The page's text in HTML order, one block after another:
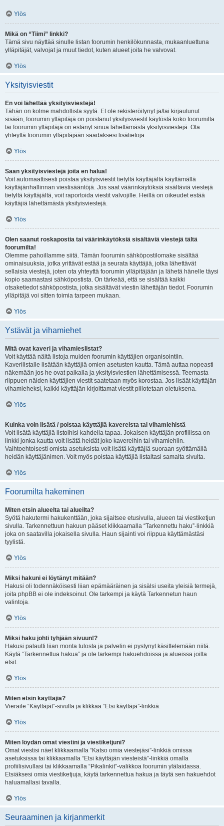
Ylös
Mikä on “Tiimi” linkki?
Tämä sivu näyttää sinulle listan foorumin henkilökunnasta, mukaanluettuna
ylläpitäjät, valvojat ja muut tiedot, kuten alueet joita he valvovat.
Ylös
Yksityisviestit
En voi lähettää yksityisviestejä!
Tähän on kolme mahdollista syytä. Et ole rekisteröitynyt ja/tai kirjautunut
sisään, foorumin ylläpitäjä on poistanut yksityisviestit käytöstä koko foorumilta
tai foorumin ylläpitäjä on estänyt sinua lähettämästä yksityisviestejä. Ota
yhteyttä foorumin ylläpitäjään saadaksesi lisätietoja.
Ylös
Saan yksityisviestejä joita en halua!
Voit automaattisesti poistaa yksityisviestit tietyltä käyttäjältä käyttämällä
käyttäjänhallinnan viestisääntöjä. Jos saat väärinkäytöksiä sisältäviä viestejä
tietyltä käyttäjältä, voit raportoida viestit valvojille. Heillä on oikeudet estää
käyttäjiä lähettämästä yksityisviestejä.
Ylös
Olen saanut roskapostia tai väärinkäytöksiä sisältäviä viestejä tältä
foorumilta!
Olemme pahoillamme siitä. Tämän foorumin sähköpostilomake sisältää
ominaisuuksia, jotka yrittävät estää ja seurata käyttäjiä, jotka lähettävät
sellaisia viestejä, joten ota yhteyttä foorumin ylläpitäjään ja lähetä hänelle täysi
kopio saamastasi sähköpostista. On tärkeää, että se sisältää kaikki
otsaketiedot sähköpostista, jotka sisältävät viestin lähettäjän tiedot. Foorumin
ylläpitäjä voi sitten toimia tarpeen mukaan.
Ylös
Ystävät ja vihamiehet
Mitä ovat kaveri ja vihamieslistat?
Voit käyttää näitä listoja muiden foorumin käyttäjien organisointiin.
Kaverilistalle lisätään käyttäjiä omien asetusten kautta. Tämä auttaa nopeasti
näkemään jos he ovat paikalla ja yksityisviestien lähettämisessä. Teemasta
riippuen näiden käyttäjien viestit saatetaan myös korostaa. Jos lisäät käyttäjän
vihamieheksi, kaikki käyttäjän kirjoittamat viestit piilotetaan oletuksena.
Ylös
Kuinka voin lisätä / poistaa käyttäjiä kavereista tai vihamiehistä
Voit lisätä käyttäjiä listoihisi kahdella tapaa. Jokaisen käyttäjän profiilissa on
linkki jonka kautta voit lisätä heidät joko kavereihin tai vihamiehiin.
Vaihtoehtoisesti omista asetuksista voit lisätä käyttäjiä suoraan syöttämällä
heidän käyttäjänimen. Voit myös poistaa käyttäjiä listaltasi samalta sivulta.
Ylös
Foorumilta hakeminen
Miten etsin alueelta tai alueilta?
Syötä hakutermi hakukenttään, joka sijaitsee etusivulla, alueen tai viestiketjun
sivulla. Tarkennettuun hakuun pääset klikkaamalla “Tarkennettu haku”-linkkiä
joka on saatavilla jokaisella sivulla. Haun sijainti voi riippua käyttämästäsi
tyylistä.
Ylös
Miksi hakuni ei löytänyt mitään?
Hakusi oli todennäköisesti liian epämääräinen ja sisälsi useita yleisiä termejä,
joita phpBB ei ole indeksoinut. Ole tarkempi ja käytä Tarkennetun haun
valintoja.
Ylös
Miksi haku johti tyhjään sivuun!?
Hakusi palautti liian monta tulosta ja palvelin ei pystynyt käsittelemään niitä.
Käytä “Tarkennettua hakua” ja ole tarkempi hakuehdoissa ja alueissa joilta
etsit.
Ylös
Miten etsin käyttäjiä?
Vieraile “Käyttäjät”-sivulla ja klikkaa “Etsi käyttäjä”-linkkiä.
Ylös
Miten löydän omat viestini ja viestiketjuni?
Omat viestisi näet klikkaamalla “Katso omia viestejäsi”-linkkiä omissa
asetuksissa tai klikkaamalla “Etsi käyttäjän viesteistä”-linkkiä omalla
profiilisivullasi tai klikkaamalla “Pikalinkit”-valikkoa foorumin ylälaidassa.
Etsiäksesi omia viestiketjuja, käytä tarkennettua hakua ja täytä sen hakuehdot
haluamallasi tavalla.
Ylös
Seuraaminen ja kirjanmerkit